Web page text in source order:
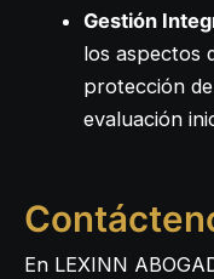
Gestión
los aspectos
protección
evaluación
En LEXINN